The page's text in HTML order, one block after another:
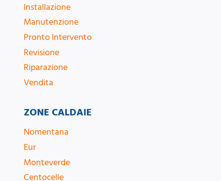
Installazione
Manutenzione
Pronto Intervento
Revisione
Riparazione
Vendita
ZONE CALDAIE
Nomentana
Eur
Monteverde
Centocelle